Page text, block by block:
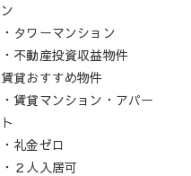
ン
・タワーマンション
・不動産投資収益物件
賃貸おすすめ物件
・賃貸マンション・アパー
ト
・礼金ゼロ
・２人入居可